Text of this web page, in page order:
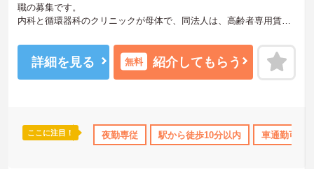
日勤のみ 社会保険完備 交通費支給
職の募集です。
内科と循環器科のクリニックが母体で、同法人は、高齢者専用賃貸
事業を展開しています。
今回は夜勤専従非常勤の募集です！ご興味がおありの方はマイナビ
医療介護のお仕事までお問い合わせください♪
詳細を見る 無料 紹介してもらう
ここに注目！ 夜勤専従 駅から徒歩10分以内 車通勤可